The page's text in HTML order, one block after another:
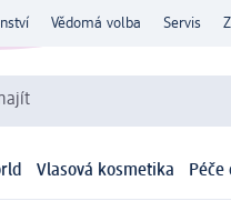
Vědomá volba Servis
Vlasová kosmetika Péče